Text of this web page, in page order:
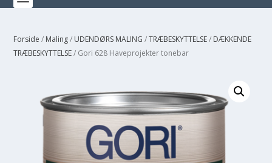
Forside / Maling/ UDENDØRS MALING /TRÆBESKYTTELSE/ DÆKKENDE
TRÆBESKYTTELSE/ Gori 628 Haveprojekter tonebar